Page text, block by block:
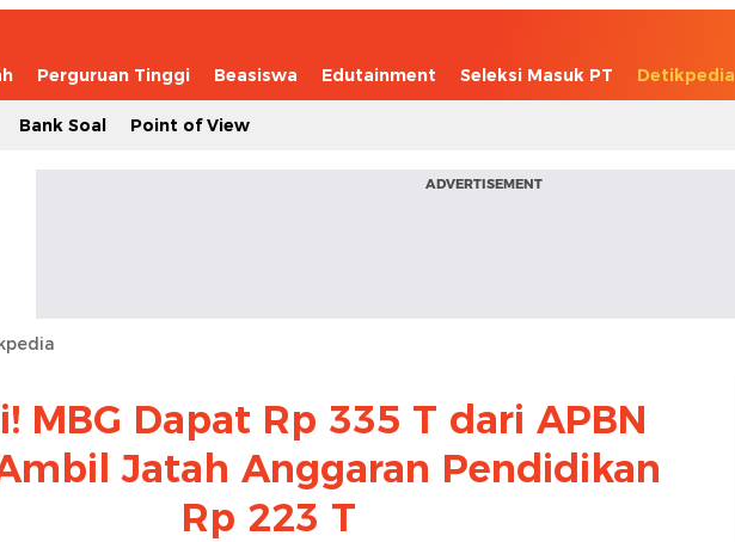
Perguruan Tinggi Beasiswa Edutainment Seleksi Masuk PT Detikpedia
Bank Soal Point of View
ADVERTISEMENT
MBG Dapat Rp 335 T dari APBN
Jatah Anggaran Pendidikan
Rp 223 T